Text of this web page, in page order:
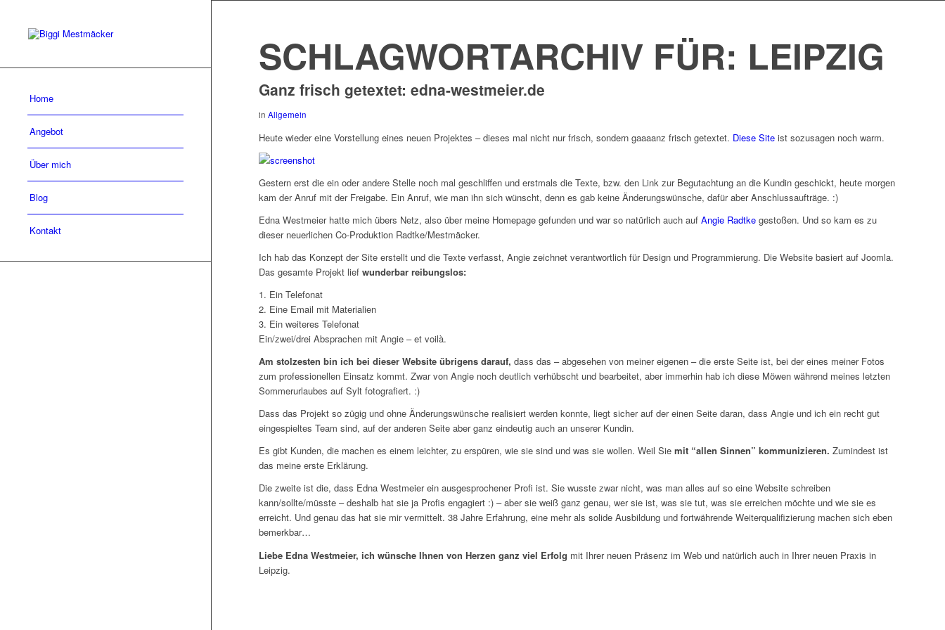
Home
Angebot
Über mich
Blog
Kontakt
SCHLAGWORTARCHIV FÜR: LEIPZIG
Ganz frisch getextet: edna-westmeier.de
in Allgemein
Heute wieder eine Vorstellung eines neuen Projektes – dieses mal nicht nur frisch, sondern gaaaanz frisch getextet. Diese Siteist sozusagen noch warm.
Gestern erst die ein oder andere Stelle noch mal geschliffen und erstmals die Texte, bzw. den Link zur Begutachtung an die Kundin geschickt, heute morgen
kam der Anruf mit der Freigabe. Ein Anruf, wie man ihn sich wünscht, denn es gab keine Änderungswünsche, dafür aber Anschlussaufträge. :)
Edna Westmeier hatte mich übers Netz, also über meine Homepage gefunden und war so natürlich auch auf Angie Radtkegestoßen. Und so kam es zu
dieser neuerlichen Co-Produktion Radtke/Mestmäcker.
Ich hab das Konzept der Site erstellt und die Texte verfasst, Angie zeichnet verantwortlich für Design und Programmierung. Die Website basiert auf Joomla.
Das gesamte Projekt lief wunderbar reibungslos:
1. Ein Telefonat
2. Eine Email mit Materialien
3. Ein weiteres Telefonat
Ein/zwei/drei Absprachen mit Angie – et voilà.
Am stolzesten bin ich bei dieser Website übrigens darauf, dass das – abgesehen von meiner eigenen – die erste Seite ist, bei der eines meiner Fotos
zum professionellen Einsatz kommt. Zwar von Angie noch deutlich verhübscht und bearbeitet, aber immerhin hab ich diese Möwen während meines letzten
Sommerurlaubes auf Sylt fotografiert. :)
Dass das Projekt so zügig und ohne Änderungswünsche realisiert werden konnte, liegt sicher auf der einen Seite daran, dass Angie und ich ein recht gut
eingespieltes Team sind, auf der anderen Seite aber ganz eindeutig auch an unserer Kundin.
Es gibt Kunden, die machen es einem leichter, zu erspüren, wie sie sind und was sie wollen. Weil Sie mit “allen Sinnen” kommunizieren. Zumindest ist
das meine erste Erklärung.
Die zweite ist die, dass Edna Westmeier ein ausgesprochener Profi ist. Sie wusste zwar nicht, was man alles auf so eine Website schreiben
kann/sollte/müsste – deshalb hat sie ja Profis engagiert :) – aber sie weiß ganz genau, wer sie ist, was sie tut, was sie erreichen möchte und wie sie es
erreicht. Und genau das hat sie mir vermittelt. 38 Jahre Erfahrung, eine mehr als solide Ausbildung und fortwährende Weiterqualifizierung machen sich eben
bemerkbar…
Liebe Edna Westmeier, ich wünsche Ihnen von Herzen ganz viel Erfolg mit Ihrer neuen Präsenz im Web und natürlich auch in Ihrer neuen Praxis in
Leipzig.